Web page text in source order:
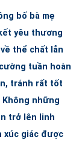
bố bà mẹ
yêu thương
thể chất lẫn
tuần hoàn
tránh rất tốt
những
trở lên linh
xúc giác được